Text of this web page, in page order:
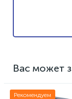
Вас может
Рекомендуем